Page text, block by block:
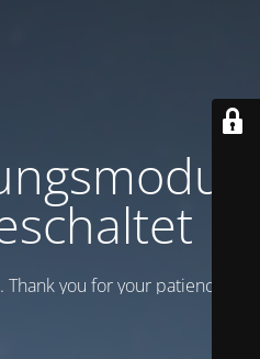
you for your patience!